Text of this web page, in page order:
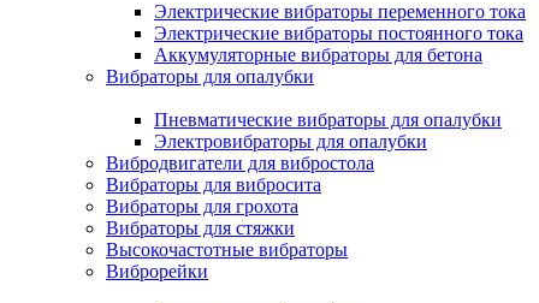
Электрические вибраторы переменного тока
Электрические вибраторы постоянного тока
Аккумуляторные вибраторы для бетона
Вибраторы для опалубки
Пневматические вибраторы для опалубки
Электровибраторы для опалубки
Вибродвигатели для вибростола
Вибраторы для вибросита
Вибраторы для грохота
Вибраторы для стяжки
Высокочастотные вибраторы
Виброрейки